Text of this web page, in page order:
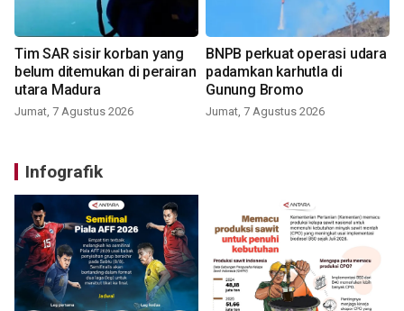
Tim SAR sisir korban yang
belum ditemukan di perairan
utara Madura
Jumat, 7 Agustus 2026
BNPB perkuat operasi udara
padamkan karhutla di
Gunung Bromo
Jumat, 7 Agustus 2026
Infografik